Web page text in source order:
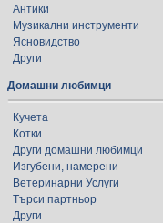
Антики
Музикални инструменти
Ясновидство
Други
Домашни любимци
Кучета
Котки
Други домашни любимци
Изгубени, намерени
Ветеринарни Услуги
Търси партньор
Други